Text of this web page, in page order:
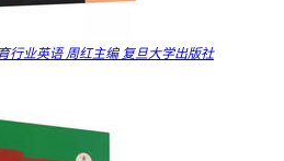
行业英语 周红主编 复旦大学出版社